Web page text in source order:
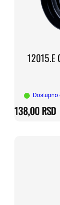
12015.E
Dostupno
138,00 RSD